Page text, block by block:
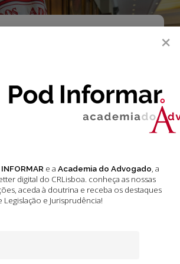
Menu
Políticos
em 2024:
e Prioridades
×
e a Academia do Advogado, a
digital do CRLisboa. conheça as nossas
, aceda à doutrina e receba os destaques
Legislação e Jurisprudência!